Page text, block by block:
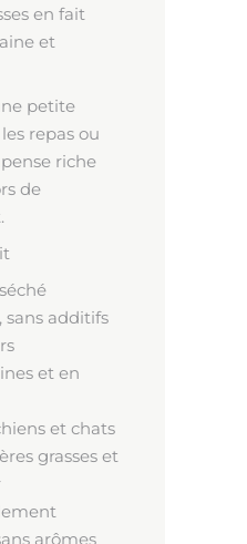
en fait
et
petite
repas ou
riche
de
additifs
et en
et chats
grasses et
arômes